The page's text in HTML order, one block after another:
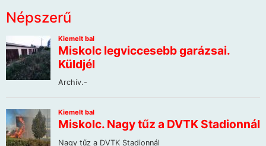
Népszerű